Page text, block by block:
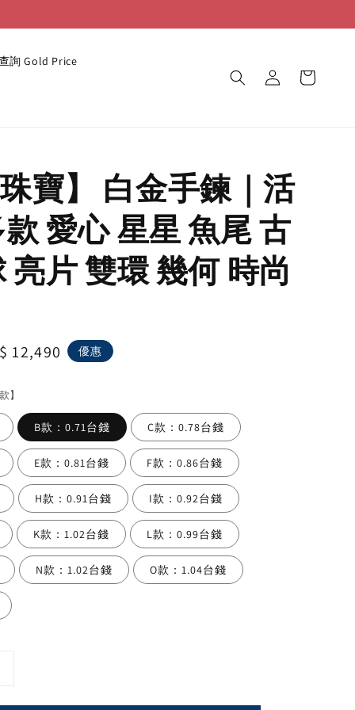
詢 Gold Price
珠寶】 白金手鍊｜活
愛心 星星 魚尾 古
亮片 雙環 幾何 時尚
12,490 優惠
】
B款：0.71台錢 C款：0.78台錢
E款：0.81台錢 F款：0.86台錢
H款：0.91台錢 I款：0.92台錢
K款：1.02台錢 L款：0.99台錢
N款：1.02台錢 O款：1.04台錢